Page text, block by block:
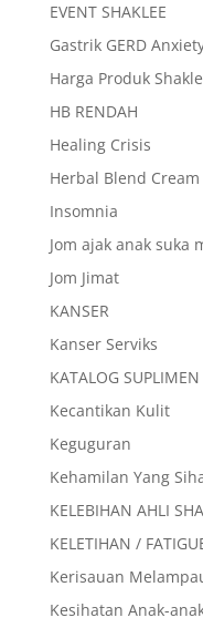
EVENT SHAKLEE
Gastrik GERD
Harga Produk
HB RENDAH
Healing Crisis
Herbal Blend Cream
Insomnia
Jom ajak anak suka
Jom Jimat
KANSER
Kanser Serviks
KATALOG SUPLIMEN
Kecantikan Kulit
Keguguran
Kehamilan Yang
KELEBIHAN AHLI
KELETIHAN /
Kerisauan
Kesihatan Anak-